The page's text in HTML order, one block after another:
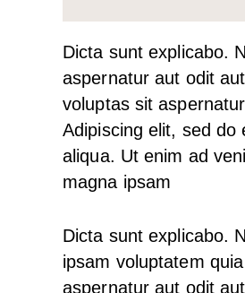
Dicta sunt explicabo.
aspernatur aut odit
voluptas sit
Adipiscing elit, sed do
aliqua. Ut enim ad
magna ipsam
Dicta sunt explicabo.
ipsam voluptatem
aspernatur aut odit